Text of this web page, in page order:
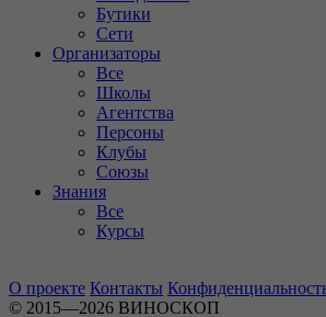
Бутики
Сети
Организаторы
Все
Школы
Агентства
Персоны
Клубы
Союзы
Знания
Все
Курсы
О проекте Контакты
© 2015—2026 ВИНОСКОП